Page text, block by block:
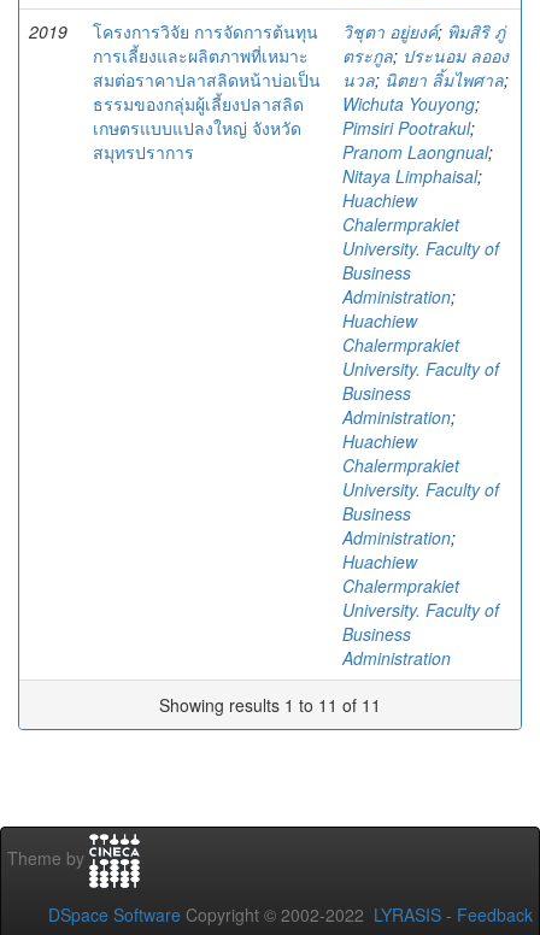
2019
โครงการวิจัย การจัดการต้นทุน
การเลี้ยงและผลิตภาพที่เหมาะ
สมต่อราคาปลาสลิดหน้าบ่อเป็น
ธรรมของกลุ่มผู้เลี้ยงปลาสลิด
เกษตรแบบแปลงใหญ่ จังหวัด
สมุทรปราการ
วิชุตา อยู่ยงค์; พิมสิริ ภู่
ตระกูล; ประนอม ลออง
นวล; นิตยา ลิ้มไพศาล;
Wichuta Youyong;
Pimsiri Pootrakul;
Pranom Laongnual;
Nitaya Limphaisal;
Huachiew
Chalermprakiet
University. Faculty of
Business
Administration;
Huachiew
Chalermprakiet
University. Faculty of
Business
Administration;
Huachiew
Chalermprakiet
University. Faculty of
Business
Administration;
Huachiew
Chalermprakiet
University. Faculty of
Business
Administration
Showing results 1 to 11 of 11
Theme by
DSpace Software Copyright © 2002-2022 LYRASIS - Feedback